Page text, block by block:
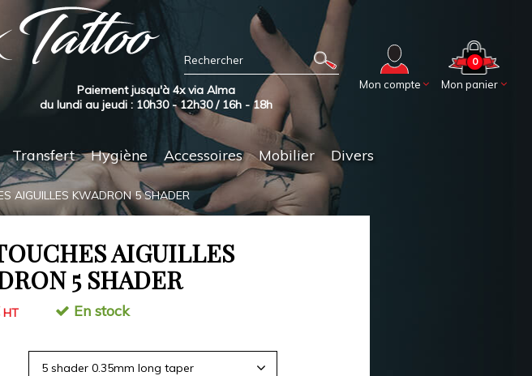
Mon panier
0
Mon compte
Paiement jusqu'à 4x via Alma
du lundi au jeudi : 10h30 - 12h30 / 16h - 18h
Transfert Hygiène Accessoires Mobilier Divers
AIGUILLES KWADRON 5 SHADER
AIGUILLES
5 SHADER
HT En stock
5 shader 0.35mm long taper